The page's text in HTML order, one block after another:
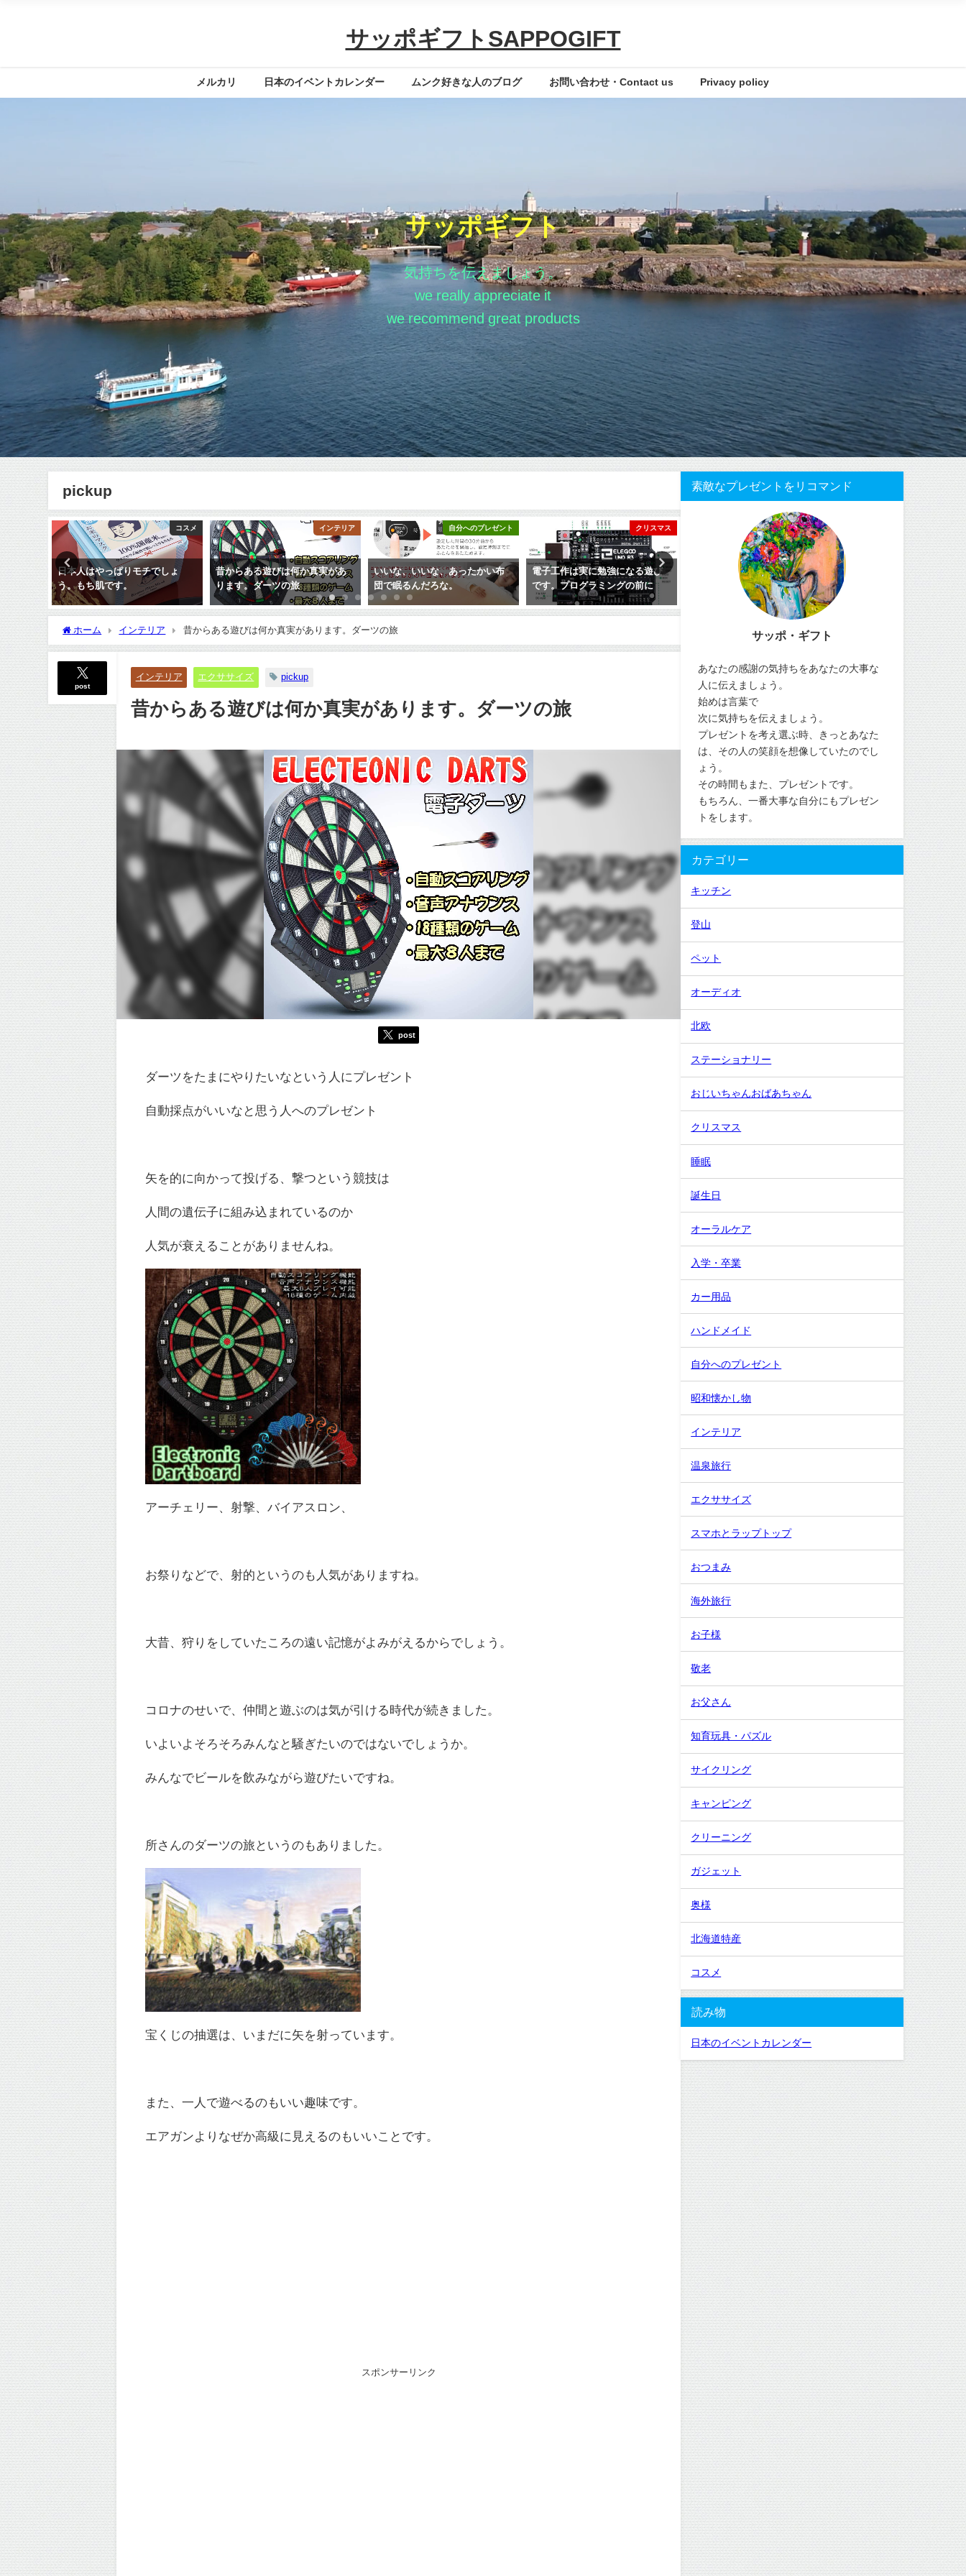
サッポギフトSAPPOGIFT
メルカリ 日本のイベントカレンダー ムンク好きな人のブログ お問い合わせ・Contact us Privacy policy
サッポギフト
気持ちを伝えましょう。
we really appreciate it
we recommend great products
pickup
あっ
コスメ
日本人はやっぱりモチでしょ
う。もち肌です。
インテリア
昔からある遊びは何か真実があ
ります。ダーツの旅
自分へのプレゼント
いいな、いいな、あったかい布
団で眠るんだろな。
クリスマス
電子工作は実に勉強になる遊び
です。プログラミングの前に
エクササイズ
卓球したい。家族で楽しみた
い。そんな家族にプレゼント
ク
ミニプリンターでラベルが
ホーム インテリア 昔からある遊びは何か真実があります。ダーツの旅
post
インテリア エクササイズ pickup
昔からある遊びは何か真実があります。ダーツの旅
post
ダーツをたまにやりたいなという人にプレゼント
自動採点がいいなと思う人へのプレゼント
矢を的に向かって投げる、撃つという競技は
人間の遺伝子に組み込まれているのか
人気が衰えることがありませんね。
アーチェリー、射撃、バイアスロン、
お祭りなどで、射的というのも人気がありますね。
大昔、狩りをしていたころの遠い記憶がよみがえるからでしょう。
コロナのせいで、仲間と遊ぶのは気が引ける時代が続きました。
いよいよそろそろみんなと騒ぎたいのではないでしょうか。
みんなでビールを飲みながら遊びたいですね。
所さんのダーツの旅というのもありました。
宝くじの抽選は、いまだに矢を射っています。
また、一人で遊べるのもいい趣味です。
エアガンよりなぜか高級に見えるのもいいことです。
スポンサーリンク
素敵なプレゼントをリコマンド
サッポ・ギフト
あなたの感謝の気持ちをあなたの大事な
人に伝えましょう。
始めは言葉で
次に気持ちを伝えましょう。
プレゼントを考え選ぶ時、きっとあなた
は、その人の笑顔を想像していたのでし
ょう。
その時間もまた、プレゼントです。
もちろん、一番大事な自分にもプレゼン
トをします。
カテゴリー
キッチン
登山
ペット
オーディオ
北欧
ステーショナリー
おじいちゃんおばあちゃん
クリスマス
睡眠
誕生日
オーラルケア
入学・卒業
カー用品
ハンドメイド
自分へのプレゼント
昭和懐かし物
インテリア
温泉旅行
エクササイズ
スマホとラップトップ
おつまみ
海外旅行
お子様
敬老
お父さん
知育玩具・パズル
サイクリング
キャンピング
クリーニング
ガジェット
奥様
北海道特産
コスメ
読み物
日本のイベントカレンダー